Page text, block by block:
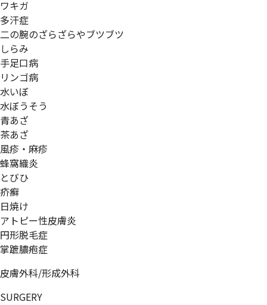
ワキガ
多汗症
二の腕のざらざらやブツブツ
しらみ
手足口病
リンゴ病
水いぼ
水ぼうそう
青あざ
茶あざ
風疹・麻疹
蜂窩織炎
とびひ
疥癬
日焼け
アトピー性皮膚炎
円形脱毛症
掌蹠膿疱症
皮膚外科/形成外科
SURGERY